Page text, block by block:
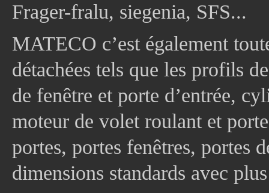
Frager-fralu, siegenia, SFS...
MATECO c’est également
détachées tels que les profils
de fenêtre et porte d’entrée,
moteur de volet roulant et
portes, portes fenêtres, portes
dimensions standards avec